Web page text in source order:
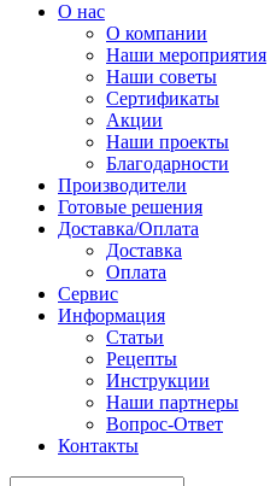
О нас
О компании
Наши мероприятия
Наши советы
Сертификаты
Акции
Наши проекты
Благодарности
Производители
Готовые решения
Доставка/Оплата
Доставка
Оплата
Сервис
Информация
Статьи
Рецепты
Инструкции
Наши партнеры
Вопрос-Ответ
Контакты